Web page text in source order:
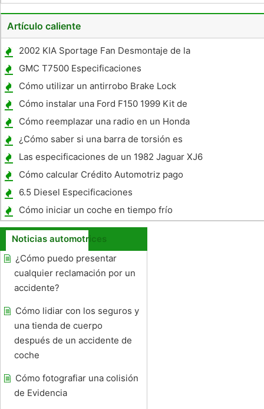
mayor robo de automóviles Cambio ?
Artículo caliente
2002 KIA Sportage Fan Desmontaje de la
correa
GMC T7500 Especificaciones
Cómo utilizar un antirrobo Brake Lock
Cómo instalar una Ford F150 1999 Kit de
nivelación
Cómo reemplazar una radio en un Honda
Accord 1990
¿Cómo saber si una barra de torsión es
malo
Las especificaciones de un 1982 Jaguar XJ6
Cómo calcular Crédito Automotriz pago
6.5 Diesel Especificaciones
Cómo iniciar un coche en tiempo frío
Noticias automotrices
¿Cómo puedo presentar
cualquier reclamación por un
accidente?
Cómo lidiar con los seguros y
una tienda de cuerpo
después de un accidente de
coche
Cómo fotografiar una colisión
de Evidencia